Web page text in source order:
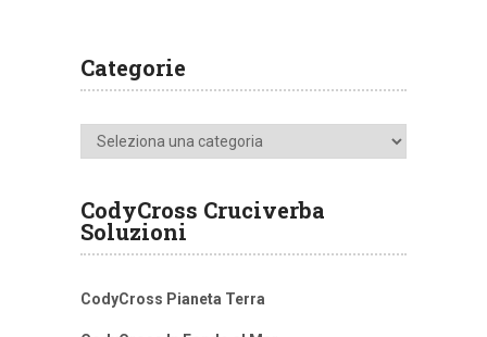
Categorie
Categorie
CodyCross Cruciverba
Soluzioni
CodyCross Pianeta Terra